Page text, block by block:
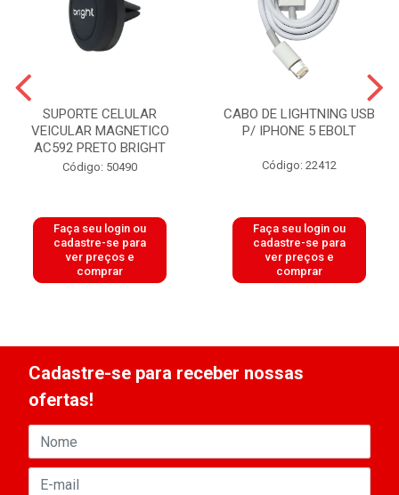
SUPORTE CELULAR
VEICULAR MAGNETICO
AC592 PRETO BRIGHT
Código: 50490
Faça seu login ou
cadastre-se para
ver preços e
comprar
CABO DE LIGHTNING USB
P/ IPHONE 5 EBOLT
Código: 22412
Faça seu login ou
cadastre-se para
ver preços e
comprar
Cadastre-se para receber nossas
ofertas!